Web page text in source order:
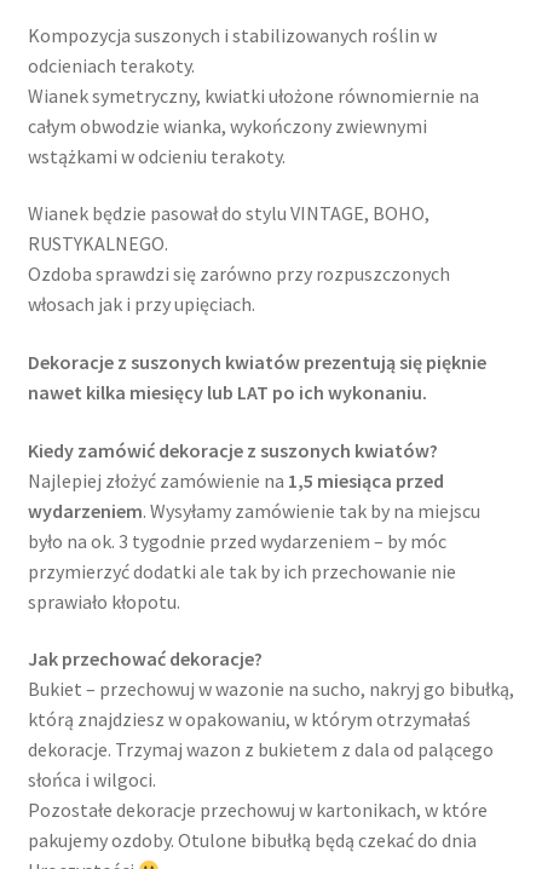
Kompozycja suszonych i stabilizowanych roślin w
odcieniach terakoty.
Wianek symetryczny, kwiatki ułożone równomiernie na
całym obwodzie wianka, wykończony zwiewnymi
wstążkami w odcieniu terakoty.
Wianek będzie pasował do stylu VINTAGE, BOHO,
RUSTYKALNEGO.
Ozdoba sprawdzi się zarówno przy rozpuszczonych
włosach jak i przy upięciach.
Dekoracje z suszonych kwiatów prezentują się pięknie
nawet kilka miesięcy lub LAT po ich wykonaniu.
Kiedy zamówić dekoracje z suszonych kwiatów?
Najlepiej złożyć zamówienie na 1,5 miesiąca przed
wydarzeniem. Wysyłamy zamówienie tak by na miejscu
było na ok. 3 tygodnie przed wydarzeniem – by móc
przymierzyć dodatki ale tak by ich przechowanie nie
sprawiało kłopotu.
Jak przechować dekoracje?
Bukiet – przechowuj w wazonie na sucho, nakryj go bibułką,
którą znajdziesz w opakowaniu, w którym otrzymałaś
dekoracje. Trzymaj wazon z bukietem z dala od palącego
słońca i wilgoci.
Pozostałe dekoracje przechowuj w kartonikach, w które
pakujemy ozdoby. Otulone bibułką będą czekać do dnia